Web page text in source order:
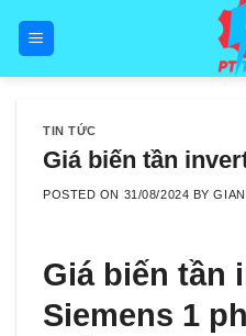
TIN TỨC
Giá biến tần
POSTED ON 31/08/2024 BY
Giá biến tần
Siemens 1